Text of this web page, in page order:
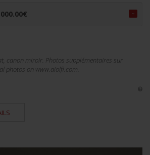
€
canon miroir. Photos supplémentaires sur
photos on www.aiolfi.com.